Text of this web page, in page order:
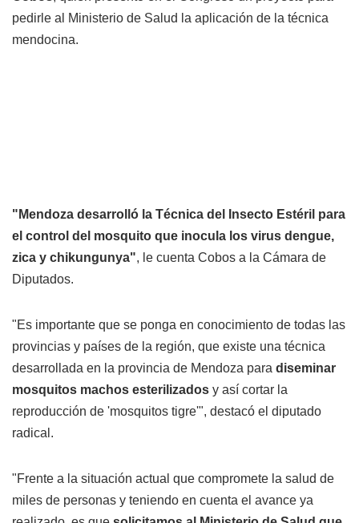
pedirle al Ministerio de Salud la aplicación de la técnica
mendocina.
"Mendoza desarrolló la Técnica del Insecto Estéril para
el control del mosquito que inocula los virus dengue,
zica y chikungunya", le cuenta Cobos a la Cámara de
Diputados.
"Es importante que se ponga en conocimiento de todas las
provincias y países de la región, que existe una técnica
desarrollada en la provincia de Mendoza para diseminar
mosquitos machos esterilizados y así cortar la
reproducción de 'mosquitos tigre'", destacó el diputado
radical.
"Frente a la situación actual que compromete la salud de
miles de personas y teniendo en cuenta el avance ya